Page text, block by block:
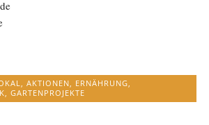
, AKTIONEN, ERNÄHRUNG,
, GARTENPROJEKTE